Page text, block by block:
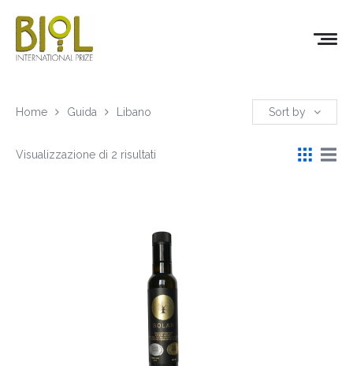
Home Guida Libano Sort by
Visualizzazione di 2 risultati